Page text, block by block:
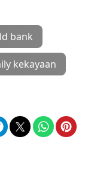
bank
kekayaan